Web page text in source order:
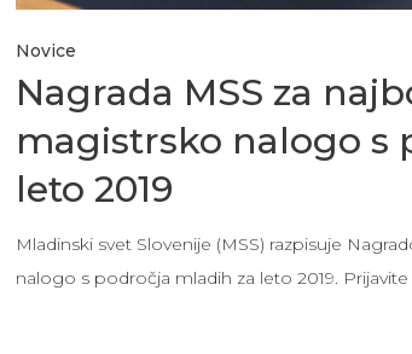
Novice
Nagrada MSS za
magistrsko nalogo s
leto 2019
Mladinski svet Slovenije (MSS) razpisuje
nalogo s področja mladih za leto 2019.